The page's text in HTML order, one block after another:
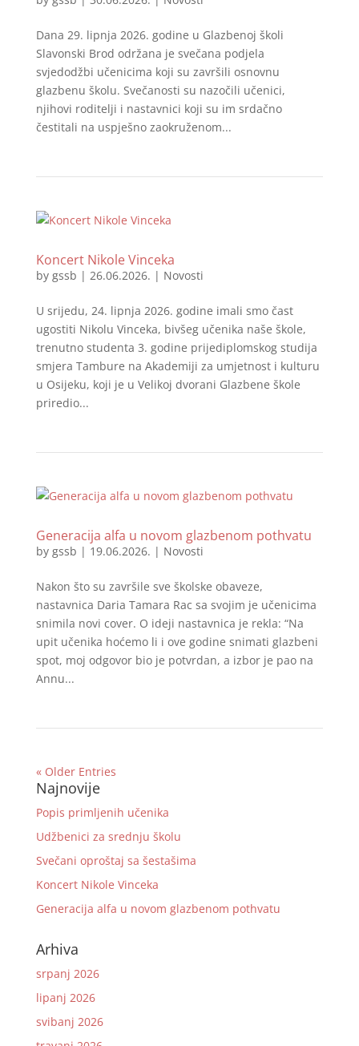
Dana 29. lipnja 2026. godine u Glazbenoj školi
Slavonski Brod održana je svečana podjela
svjedodžbi učenicima koji su završili osnovnu
glazbenu školu. Svečanosti su nazočili učenici,
njihovi roditelji i nastavnici koji su im srdačno
čestitali na uspješno zaokruženom...
Koncert Nikole Vinceka
by gssb | 26.06.2026. | Novosti
U srijedu, 24. lipnja 2026. godine imali smo čast
ugostiti Nikolu Vinceka, bivšeg učenika naše škole,
trenutno studenta 3. godine prijediplomskog studija
smjera Tambure na Akademiji za umjetnost i kulturu
u Osijeku, koji je u Velikoj dvorani Glazbene škole
priredio...
Generacija alfa u novom glazbenom pothvatu
by gssb | 19.06.2026. | Novosti
Nakon što su završile sve školske obaveze,
nastavnica Daria Tamara Rac sa svojim je učenicima
snimila novi cover. O ideji nastavnica je rekla: “Na
upit učenika hoćemo li i ove godine snimati glazbeni
spot, moj odgovor bio je potvrdan, a izbor je pao na
Annu...
« Older Entries
Najnovije
Popis primljenih učenika
Udžbenici za srednju školu
Svečani oproštaj sa šestašima
Koncert Nikole Vinceka
Generacija alfa u novom glazbenom pothvatu
Arhiva
srpanj 2026
lipanj 2026
svibanj 2026